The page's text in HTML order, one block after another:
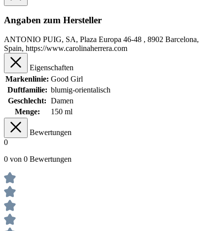
Angaben zum Hersteller
ANTONIO PUIG, SA, Plaza Europa 46-48 , 8902 Barcelona,
Spain, https://www.carolinaherrera.com
Eigenschaften
Markenlinie: Good Girl
Duftfamilie: blumig-orientalisch
Geschlecht: Damen
Menge:
150 ml
Bewertungen
0
0 von 0 Bewertungen